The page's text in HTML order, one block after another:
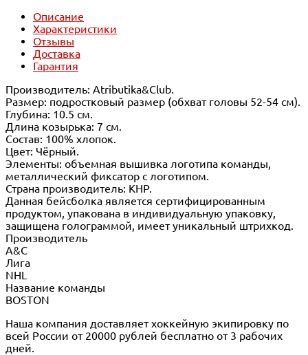
Описание
Характеристики
Отзывы
Доставка
Гарантия
Производитель: Atributika&Club.
Размер: подростковый размер (обхват головы 52-54 см).
Глубина: 10.5 см.
Длина козырька: 7 см.
Состав: 100% хлопок.
Цвет: Чёрный.
Элементы: объемная вышивка логотипа команды,
металлический фиксатор с логотипом.
Страна производитель: КНР.
Данная бейсболка является сертифицированным
продуктом, упакована в индивидуальную упаковку,
защищена голограммой, имеет уникальный штрихкод.
Производитель
A&C
Лига
NHL
Название команды
BOSTON
Наша компания доставляет хоккейную экипировку по
всей России от 20000 рублей бесплатно от 3 рабочих
дней.